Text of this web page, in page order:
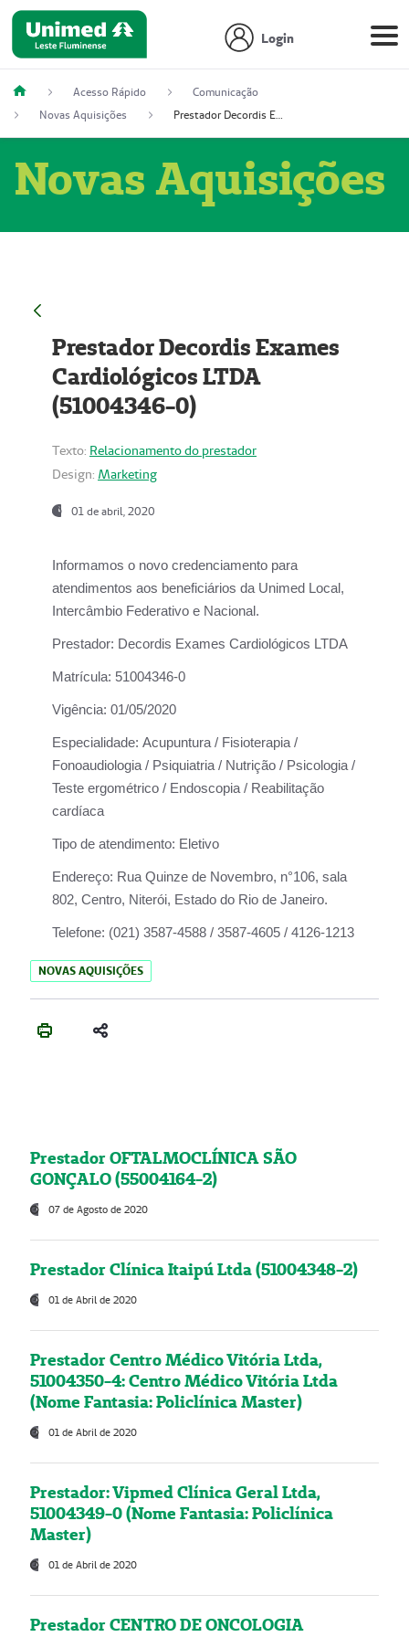
Login
Acesso Rápido
Comunicação
Novas Aquisições
Prestador Decordis Exames Cardiológicos LTDA (51004346-0)
Novas Aquisições
Prestador Decordis Exames
Cardiológicos LTDA
(51004346-0)
Texto: Relacionamento do prestador
Design: Marketing
01 de abril, 2020
Informamos o novo credenciamento para
atendimentos aos beneficiários da Unimed Local,
Intercâmbio Federativo e Nacional.
Prestador: Decordis Exames Cardiológicos LTDA
Matrícula: 51004346-0
Vigência: 01/05/2020
Especialidade: Acupuntura / Fisioterapia /
Fonoaudiologia / Psiquiatria / Nutrição / Psicologia /
Teste ergométrico / Endoscopia / Reabilitação
cardíaca
Tipo de atendimento: Eletivo
Endereço: Rua Quinze de Novembro, n°106, sala
802, Centro, Niterói, Estado do Rio de Janeiro.
Telefone: (021) 3587-4588 / 3587-4605 / 4126-1213
NOVAS AQUISIÇÕES
Prestador OFTALMOCLÍNICA SÃO
GONÇALO (55004164-2)
07 de Agosto de 2020
Prestador Clínica Itaipú Ltda (51004348-2)
01 de Abril de 2020
Prestador Centro Médico Vitória Ltda,
51004350-4: Centro Médico Vitória Ltda
(Nome Fantasia: Policlínica Master)
01 de Abril de 2020
Prestador: Vipmed Clínica Geral Ltda,
51004349-0 (Nome Fantasia: Policlínica
Master)
01 de Abril de 2020
Prestador CENTRO DE ONCOLOGIA